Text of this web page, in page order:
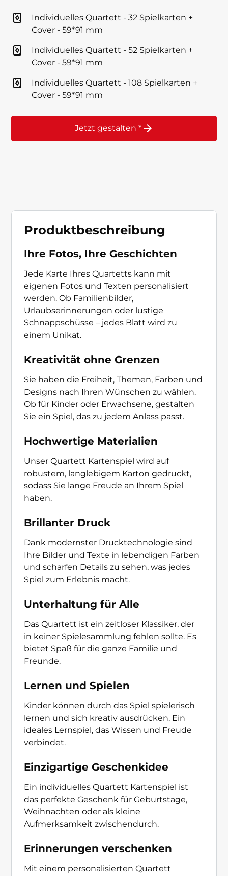
Individuelles Quartett - 32 Spielkarten +
Cover - 59*91 mm
Individuelles Quartett - 52 Spielkarten +
Cover - 59*91 mm
Individuelles Quartett - 108 Spielkarten +
Cover - 59*91 mm
Jetzt gestalten *
Produktbeschreibung
Ihre Fotos, Ihre Geschichten
Jede Karte Ihres Quartetts kann mit
eigenen Fotos und Texten personalisiert
werden. Ob Familienbilder,
Urlaubserinnerungen oder lustige
Schnappschüsse – jedes Blatt wird zu
einem Unikat.
Kreativität ohne Grenzen
Sie haben die Freiheit, Themen, Farben und
Designs nach Ihren Wünschen zu wählen.
Ob für Kinder oder Erwachsene, gestalten
Sie ein Spiel, das zu jedem Anlass passt.
Hochwertige Materialien
Unser Quartett Kartenspiel wird auf
robustem, langlebigem Karton gedruckt,
sodass Sie lange Freude an Ihrem Spiel
haben.
Brillanter Druck
Dank modernster Drucktechnologie sind
Ihre Bilder und Texte in lebendigen Farben
und scharfen Details zu sehen, was jedes
Spiel zum Erlebnis macht.
Unterhaltung für Alle
Das Quartett ist ein zeitloser Klassiker, der
in keiner Spielesammlung fehlen sollte. Es
bietet Spaß für die ganze Familie und
Freunde.
Lernen und Spielen
Kinder können durch das Spiel spielerisch
lernen und sich kreativ ausdrücken. Ein
ideales Lernspiel, das Wissen und Freude
verbindet.
Einzigartige Geschenkidee
Ein individuelles Quartett Kartenspiel ist
das perfekte Geschenk für Geburtstage,
Weihnachten oder als kleine
Aufmerksamkeit zwischendurch.
Erinnerungen verschenken
Mit einem personalisierten Quartett